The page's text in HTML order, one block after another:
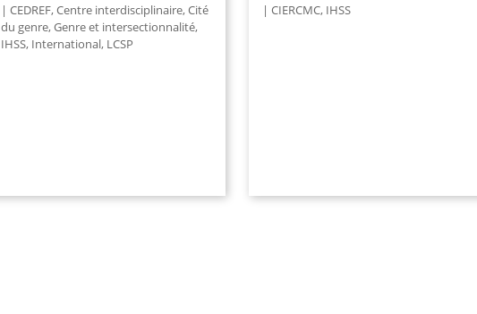
CEDREF,Centre interdisciplinaire,Cité
du genre,Genre et intersectionnalité,
IHSS, International, LCSP
CIERCMC, IHSS